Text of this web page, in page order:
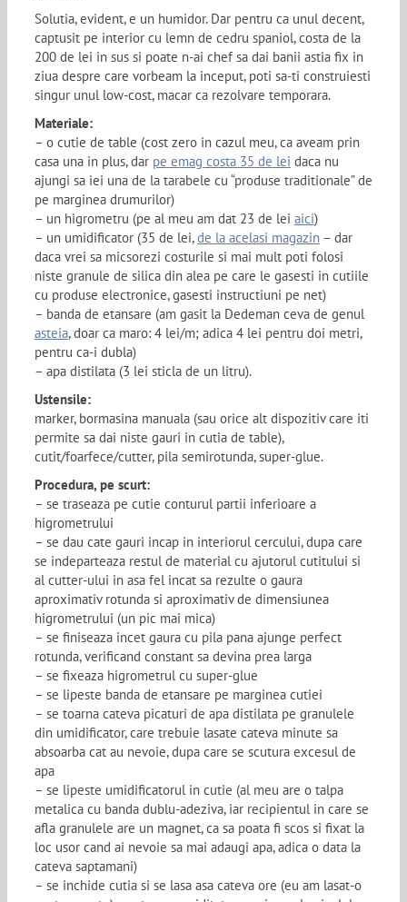
Solutia, evident, e un humidor. Dar pentru ca unul decent,
captusit pe interior cu lemn de cedru spaniol, costa de la
200 de lei in sus si poate n-ai chef sa dai banii astia fix in
ziua despre care vorbeam la inceput, poti sa-ti construiesti
singur unul low-cost, macar ca rezolvare temporara.
Materiale:
– o cutie de table (cost zero in cazul meu, ca aveam prin
casa una in plus, dar pe emag costa 35 de lei daca nu
ajungi sa iei una de la tarabele cu “produse traditionale” de
pe marginea drumurilor)
– un higrometru (pe al meu am dat 23 de lei aici)
– un umidificator (35 de lei,de la acelasi magazin – dar
daca vrei sa micsorezi costurile si mai mult poti folosi
niste granule de silica din alea pe care le gasesti in cutiile
cu produse electronice, gasesti instructiuni pe net)
– banda de etansare (am gasit la Dedeman ceva de genul
asteia, doar ca maro: 4 lei/m; adica 4 lei pentru doi metri,
pentru ca-i dubla)
– apa distilata (3 lei sticla de un litru).
Ustensile:
marker, bormasina manuala (sau orice alt dispozitiv care iti
permite sa dai niste gauri in cutia de table),
cutit/foarfece/cutter, pila semirotunda, super-glue.
Procedura, pe scurt:
– se traseaza pe cutie conturul partii inferioare a
higrometrului
– se dau cate gauri incap in interiorul cercului, dupa care
se indeparteaza restul de material cu ajutorul cutitului si
al cutter-ului in asa fel incat sa rezulte o gaura
aproximativ rotunda si aproximativ de dimensiunea
higrometrului (un pic mai mica)
– se finiseaza incet gaura cu pila pana ajunge perfect
rotunda, verificand constant sa devina prea larga
– se fixeaza higrometrul cu super-glue
– se lipeste banda de etansare pe marginea cutiei
– se toarna cateva picaturi de apa distilata pe granulele
din umidificator, care trebuie lasate cateva minute sa
absoarba cat au nevoie, dupa care se scutura excesul de
apa
– se lipeste umidificatorul in cutie (al meu are o talpa
metalica cu banda dublu-adeziva, iar recipientul in care se
afla granulele are un magnet, ca sa poata fi scos si fixat la
loc usor cand ai nevoie sa mai adaugi apa, adica o data la
cateva saptamani)
– se inchide cutia si se lasa asa cateva ore (eu am lasat-o